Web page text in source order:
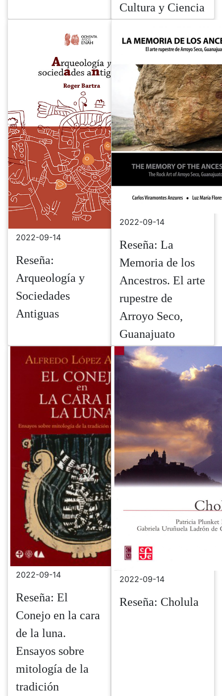
Cultura y Ciencia
2022-09-14
Reseña:
Arqueología y
Sociedades
Antiguas
2022-09-14
Reseña: La
Memoria de los
Ancestros. El arte
rupestre de
Arroyo Seco,
Guanajuato
2022-09-14
Reseña: El
Conejo en la cara
de la luna.
Ensayos sobre
mitología de la
tradición
2022-09-14
Reseña: Cholula